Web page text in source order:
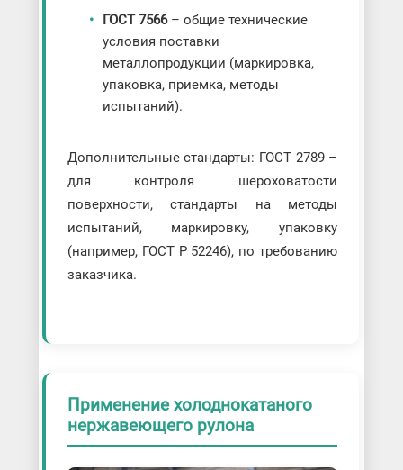
ГОСТ 7566– общие технические
условия поставки
металлопродукции (маркировка,
упаковка, приемка, методы
испытаний).
Дополнительные стандарты: ГОСТ 2789 –
для контроля шероховатости
поверхности, стандарты на методы
испытаний, маркировку, упаковку
(например, ГОСТ Р 52246), по требованию
заказчика.
Применение холоднокатаного
нержавеющего рулона